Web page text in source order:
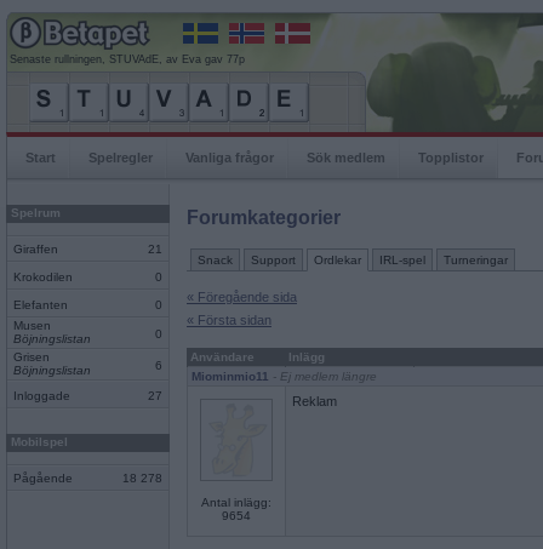
Senaste rullningen, STUVAdE, av Eva gav 77p
Start Spelregler Vanliga frågor Sök medlem Topplistor
Spelrum
Giraffen 21
Krokodilen 0
Elefanten
0
Musen
Böjningslistan
0
Grisen
Böjningslistan
6
Inloggade 27
Mobilspel
Pågående 18 278
Forumkategorier
Snack Support Ordlekar IRL-spel Turneringar
« Föregående sida
« Första sidan
Användare
Inlägg
Miominmio11 - Ej medlem längre
Antal inlägg:
9654
Reklam